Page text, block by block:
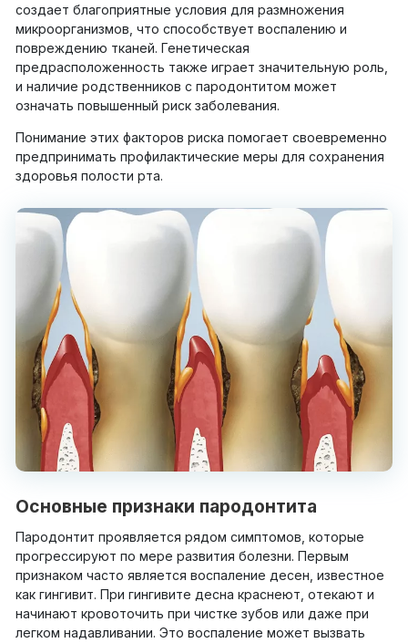
создает благоприятные условия для размножения
микроорганизмов, что способствует воспалению и
повреждению тканей. Генетическая
предрасположенность также играет значительную роль,
и наличие родственников с пародонтитом может
означать повышенный риск заболевания.
Понимание этих факторов риска помогает своевременно
предпринимать профилактические меры для сохранения
здоровья полости рта.
Основные признаки пародонтита
Пародонтит проявляется рядом симптомов, которые
прогрессируют по мере развития болезни. Первым
признаком часто является воспаление десен, известное
как гингивит. При гингивите десна краснеют, отекают и
начинают кровоточить при чистке зубов или даже при
легком надавливании. Это воспаление может вызвать